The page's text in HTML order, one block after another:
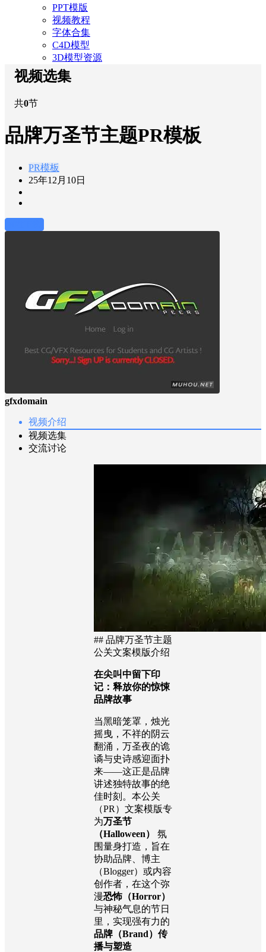
PPT模版
视频教程
字体合集
C4D模型
3D模型资源
视频选集
共0节
品牌万圣节主题PR模板
PR模板
25年12月10日
gfxdomain
视频介绍
视频选集
交流讨论
## 品牌万圣节主题
公关文案模版介绍
在尖叫中留下印
记：释放你的惊悚
品牌故事
当黑暗笼罩，烛光
摇曳，不祥的阴云
翻涌，万圣夜的诡
谲与史诗感迎面扑
来——这正是品牌
讲述独特故事的绝
佳时刻。本公关
（PR）文案模版专
为万圣节
（Halloween）
氛
围量身打造，旨在
协助品牌、博主
（Blogger）或内容
创作者，在这个弥
漫恐怖（Horror）
与神秘气息的节日
里，实现强有力的
品牌（Brand）传
播与塑造